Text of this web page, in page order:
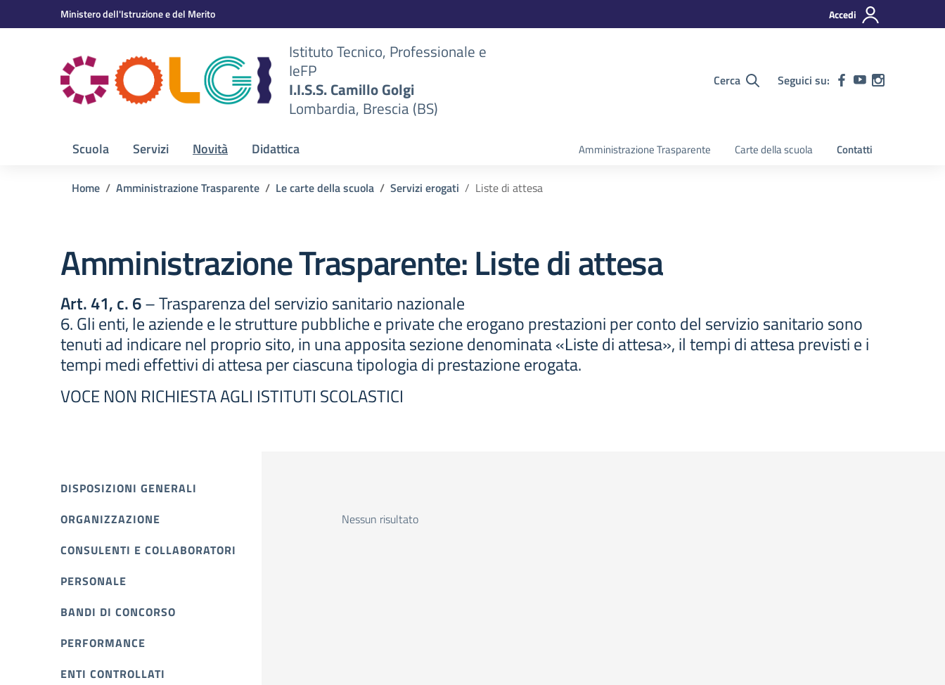
Vai ai contenuti
Vai al menu di navigazioneMinistero dell'Istruzione e del Merito Accedi
Istituto Tecnico, Professionale e
IeFP
I.I.S.S. Camillo Golgi
Lombardia, Brescia (BS)
Cerca Seguici su:
Scuola Servizi Novità Didattica Amministrazione Trasparente Carte della scuola Contatti
Home Amministrazione Trasparente Le carte della scuola Servizi erogati Liste di attesa
Amministrazione Trasparente:Liste di attesa
Art. 41, c. 6– Trasparenza del servizio sanitario nazionale
6. Gli enti, le aziende e le strutture pubbliche e private che erogano prestazioni per conto del servizio sanitario sono
tenuti ad indicare nel proprio sito, in una apposita sezione denominata «Liste di attesa», il tempi di attesa previsti e i
tempi medi effettivi di attesa per ciascuna tipologia di prestazione erogata.
VOCE NON RICHIESTA AGLI ISTITUTI SCOLASTICI
DISPOSIZIONI GENERALI
ORGANIZZAZIONE
CONSULENTI E COLLABORATORI
PERSONALE
BANDI DI CONCORSO
PERFORMANCE
ENTI CONTROLLATI
Nessun risultato